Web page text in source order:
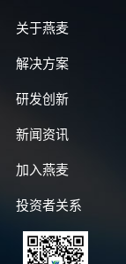
关于燕麦
解决方案
研发创新
新闻资讯
加入燕麦
投资者关系